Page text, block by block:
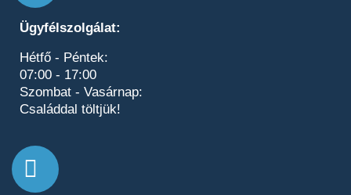
Ügyfélszolgálat:
Hétfő - Péntek:
07:00 - 17:00
Szombat - Vasárnap:
Családdal töltjük!